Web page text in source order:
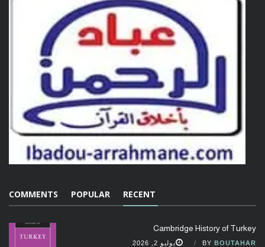
RECENT
POPULAR
COMMENTS
Cambridge History of Turkey
BY BOUTAHAR يوليو 2, 2026